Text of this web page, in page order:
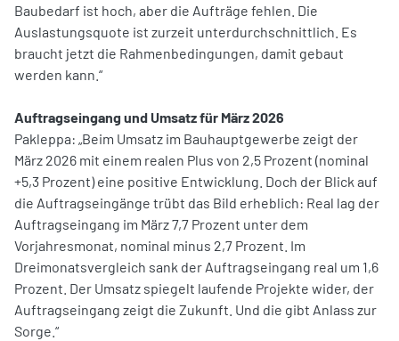
Baubedarf ist hoch, aber die Aufträge fehlen. Die
Auslastungsquote ist zurzeit unterdurchschnittlich. Es
braucht jetzt die Rahmenbedingungen, damit gebaut
werden kann.“
Auftragseingang und Umsatz für März 2026
Pakleppa: „Beim Umsatz im Bauhauptgewerbe zeigt der
März 2026 mit einem realen Plus von 2,5 Prozent (nominal
+5,3 Prozent) eine positive Entwicklung. Doch der Blick auf
die Auftragseingänge trübt das Bild erheblich: Real lag der
Auftragseingang im März 7,7 Prozent unter dem
Vorjahresmonat, nominal minus 2,7 Prozent. Im
Dreimonatsvergleich sank der Auftragseingang real um 1,6
Prozent. Der Umsatz spiegelt laufende Projekte wider, der
Auftragseingang zeigt die Zukunft. Und die gibt Anlass zur
Sorge.“